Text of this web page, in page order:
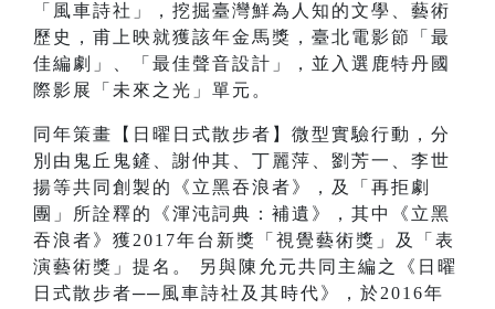
「風車詩社」，挖掘臺灣鮮為人知的文學、藝術
歷史，甫上映就獲該年金馬獎，臺北電影節「最
佳編劇」、「最佳聲音設計」，並入選鹿特丹國
際影展「未來之光」單元。
同年策畫【日曜日式散步者】微型實驗行動，分
別由鬼丘鬼鏟、謝仲其、丁麗萍、劉芳一、李世
揚等共同創製的《立黑吞浪者》，及「再拒劇
團」所詮釋的《渾沌詞典：補遺》，其中《立黑
吞浪者》獲2017年台新獎「視覺藝術獎」及「表
演藝術獎」提名。 另與陳允元共同主編之《日曜
日式散步者──風車詩社及其時代》，於2016年